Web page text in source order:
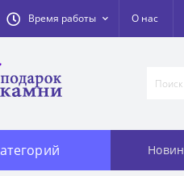
Время работы О нас